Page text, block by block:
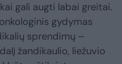
gali augti labai greitai.
gydymas
sprendimų –
žandikaulio, liežuvio